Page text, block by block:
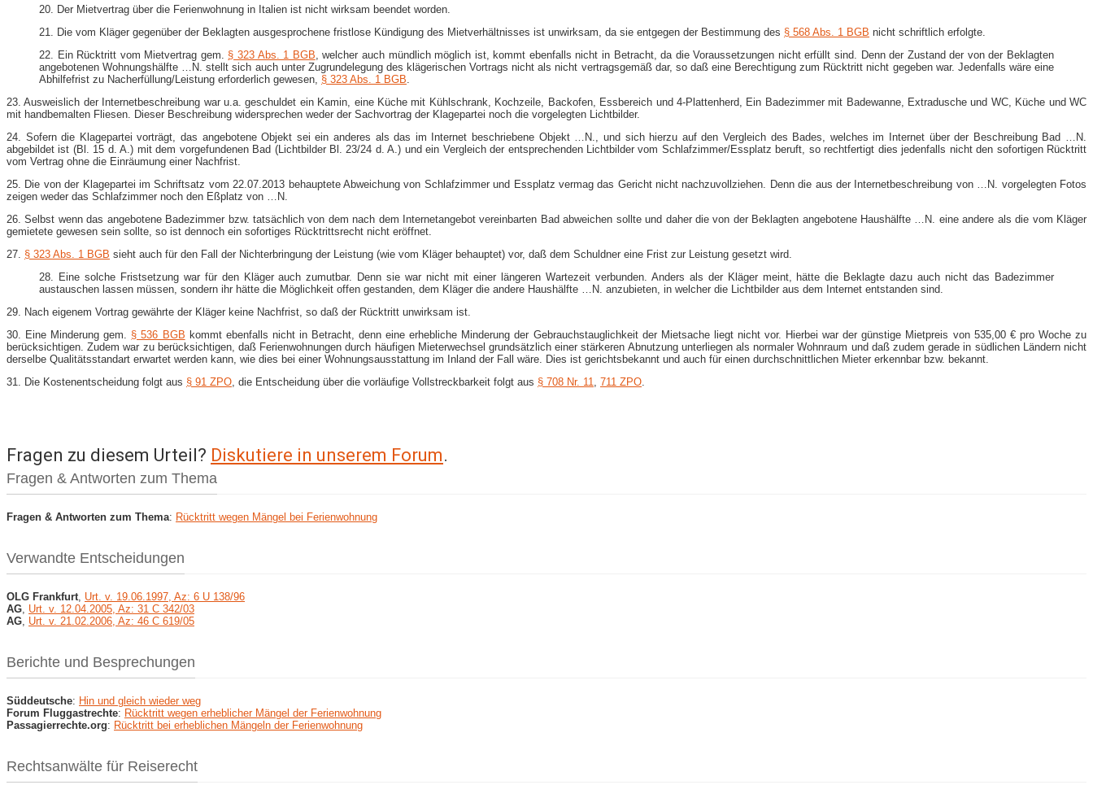
20. Der Mietvertrag über die Ferienwohnung in Italien ist nicht wirksam beendet worden.
21. Die vom Kläger gegenüber der Beklagten ausgesprochene fristlose Kündigung des Mietverhältnisses ist unwirksam, da sie entgegen der Bestimmung des § 568 Abs. 1 BGB nicht schriftlich erfolgte.
22. Ein Rücktritt vom Mietvertrag gem. § 323 Abs. 1 BGB , welcher auch mündlich möglich ist, kommt ebenfalls nicht in Betracht, da die Voraussetzungen nicht erfüllt sind. Denn der Zustand der von der Beklagten
angebotenen Wohnungshälfte …N. stellt sich auch unter Zugrundelegung des klägerischen Vortrags nicht als nicht vertragsgemäß dar, so daß eine Berechtigung zum Rücktritt nicht gegeben war. Jedenfalls wäre eine
Abhilfefrist zu Nacherfüllung/Leistung erforderlich gewesen, § 323 Abs. 1 BGB
23. Ausweislich der Internetbeschreibung war u.a. geschuldet ein Kamin, eine Küche mit Kühlschrank, Kochzeile, Backofen, Essbereich und 4-​Plattenherd, Ein Badezimmer mit Badewanne, Extradusche und WC, Küche und WC
mit handbemalten Fliesen. Dieser Beschreibung widersprechen weder der Sachvortrag der Klagepartei noch die vorgelegten Lichtbilder.
24. Sofern die Klagepartei vorträgt, das angebotene Objekt sei ein anderes als das im Internet beschriebene Objekt …N., und sich hierzu auf den Vergleich des Bades, welches im Internet über der Beschreibung Bad …N.
abgebildet ist (Bl. 15 d. A.) mit dem vorgefundenen Bad (Lichtbilder Bl. 23/24 d. A.) und ein Vergleich der entsprechenden Lichtbilder vom Schlafzimmer/Essplatz beruft, so rechtfertigt dies jedenfalls nicht den sofortigen Rücktritt
vom Vertrag ohne die Einräumung einer Nachfrist.
25. Die von der Klagepartei im Schriftsatz vom 22.07.2013 behauptete Abweichung von Schlafzimmer und Essplatz vermag das Gericht nicht nachzuvollziehen. Denn die aus der Internetbeschreibung von …N. vorgelegten Fotos
zeigen weder das Schlafzimmer noch den Eßplatz von …N.
26. Selbst wenn das angebotene Badezimmer bzw. tatsächlich von dem nach dem Internetangebot vereinbarten Bad abweichen sollte und daher die von der Beklagten angebotene Haushälfte …N. eine andere als die vom Kläger
gemietete gewesen sein sollte, so ist dennoch ein sofortiges Rücktrittsrecht nicht eröffnet.
27. § 323 Abs. 1 BGB sieht auch für den Fall der Nichterbringung der Leistung (wie vom Kläger behauptet) vor, daß dem Schuldner eine Frist zur Leistung gesetzt wird.
28. Eine solche Fristsetzung war für den Kläger auch zumutbar. Denn sie war nicht mit einer längeren Wartezeit verbunden. Anders als der Kläger meint, hätte die Beklagte dazu auch nicht das Badezimmer
austauschen lassen müssen, sondern ihr hätte die Möglichkeit offen gestanden, dem Kläger die andere Haushälfte …N. anzubieten, in welcher die Lichtbilder aus dem Internet entstanden sind.
29. Nach eigenem Vortrag gewährte der Kläger keine Nachfrist, so daß der Rücktritt unwirksam ist.
30. Eine Minderung gem. § 536 BGB kommt ebenfalls nicht in Betracht, denn eine erhebliche Minderung der Gebrauchstauglichkeit der Mietsache liegt nicht vor. Hierbei war der günstige Mietpreis von 535,00 € pro Woche zu
berücksichtigen. Zudem war zu berücksichtigen, daß Ferienwohnungen durch häufigen Mieterwechsel grundsätzlich einer stärkeren Abnutzung unterliegen als normaler Wohnraum und daß zudem gerade in südlichen Ländern nicht
derselbe Qualitätsstandart erwartet werden kann, wie dies bei einer Wohnungsausstattung im Inland der Fall wäre. Dies ist gerichtsbekannt und auch für einen durchschnittlichen Mieter erkennbar bzw. bekannt.
31. Die Kostenentscheidung folgt aus § 91 ZPO , die Entscheidung über die vorläufige Vollstreckbarkeit folgt aus § 708 Nr. 11 711 ZPO
Fragen zu diesem Urteil? Diskutiere in unserem Forum.
Fragen & Antworten zum Thema
Fragen & Antworten zum Thema: Rücktritt wegen Mängel bei Ferienwohnung
Verwandte Entscheidungen
OLG Frankfurt Urt. v. 19.06.1997, Az: 6 U 138/96
AG Urt. v. 12.04.2005, Az: 31 C 342/03
AG Urt. v. 21.02.2006, Az: 46 C 619/05
Berichte und Besprechungen
Süddeutsche: Hin und gleich wieder weg
Forum Fluggastrechte: Rücktritt wegen erheblicher Mängel der Ferienwohnung
Passagierrechte.org: Rücktritt bei erheblichen Mängeln der Ferienwohnung
Rechtsanwälte für Reiserecht